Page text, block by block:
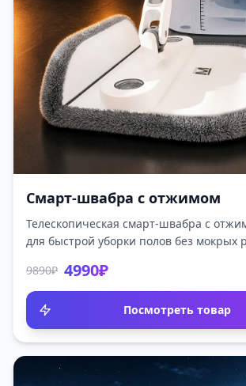
Смарт-швабра с отжимом
Телескопическая смарт-швабра с
для быстрой уборки полов без мокрых
9890₽ 4990₽
Посмотреть товар